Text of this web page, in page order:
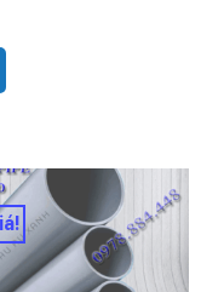
m; Độ dày:
m; Độ dày:
m; Độ dày: